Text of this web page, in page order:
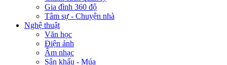
Gia đình 360 độ
Tâm sự - Chuyện nhà
Nghệ thuật
Văn học
Điện ảnh
Âm nhạc
Sân khấu - Múa